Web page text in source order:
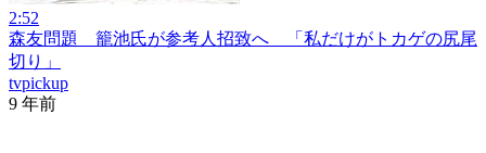
2:52
森友問題 籠池氏が参考人招致へ 「私だけがトカゲの尻尾
切り」
tvpickup
9 年前